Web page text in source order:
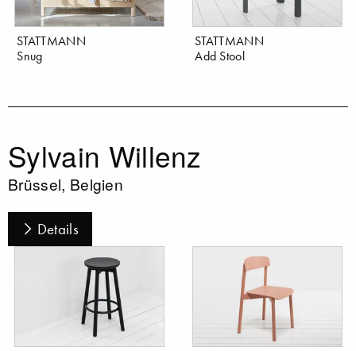
STATTMANN
Snug
STATTMANN
Add Stool
Sylvain Willenz
Brüssel, Belgien
Details